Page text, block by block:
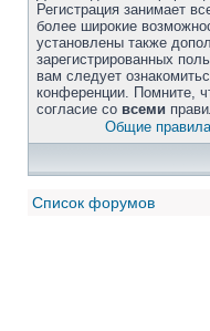
Регистрация занимает
более широкие
установлены также
зарегистрированных
вам следует
конференции. Помните,
согласие со всеми
Общие правила
Список форумов